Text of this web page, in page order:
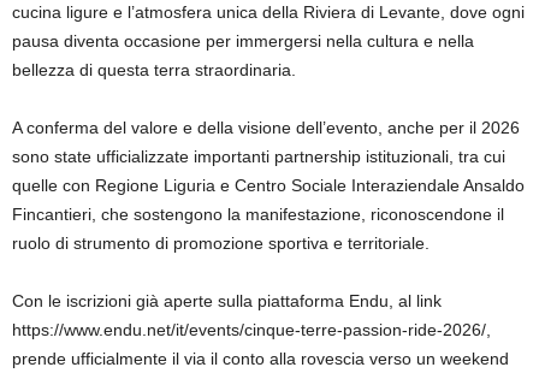
cucina ligure e l’atmosfera unica della Riviera di Levante, dove ogni
pausa diventa occasione per immergersi nella cultura e nella
bellezza di questa terra straordinaria.
A conferma del valore e della visione dell’evento, anche per il 2026
sono state ufficializzate importanti partnership istituzionali, tra cui
quelle con Regione Liguria e Centro Sociale Interaziendale Ansaldo
Fincantieri, che sostengono la manifestazione, riconoscendone il
ruolo di strumento di promozione sportiva e territoriale.
Con le iscrizioni già aperte sulla piattaforma Endu, al link
https://www.endu.net/it/events/cinque-terre-passion-ride-2026/,
prende ufficialmente il via il conto alla rovescia verso un weekend